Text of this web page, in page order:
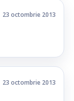
23 octombrie 2013
23 octombrie 2013